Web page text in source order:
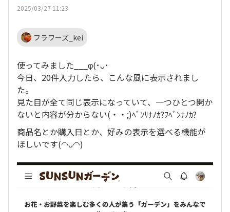
2025/03/27 11:23
フラワーズ_kei
使ってみました___φ(･ᴗ･
今日、20件入力したら、こんな風に表示されまし
た。
見た目が全て同じ表示になっていて、一つひとつ開か
ないと内容が分からない(・・;)ﾍﾞﾝﾘﾅﾉｶ?ﾌﾍﾞﾝﾅﾉｶ?
商品名とか購入日とか、好みの表示を選べる機能が
ほしいです(⁠◠⁠ᴗ◠)